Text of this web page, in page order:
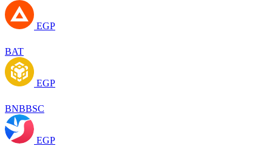
EGP
BAT
EGP
BNBBSC
EGP